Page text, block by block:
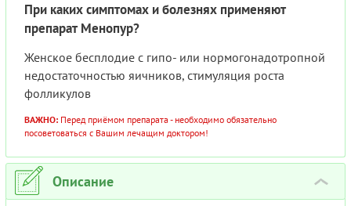
При каких симптомах и болезнях применяют
препарат Менопур?
Женское бесплодие с гипо- или нормогонадотропной
недостаточностью яичников, стимуляция роста
фолликулов
ВАЖНО: Перед приёмом препарата - необходимо обязательно
посоветоваться с Вашим лечащим доктором!
Описание ›